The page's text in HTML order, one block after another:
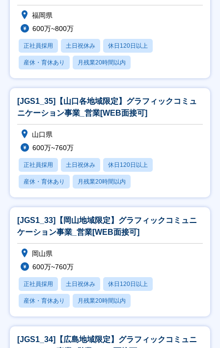
福岡県
600万~800万
正社員採用 土日祝休み 休日120日以上
産休・育休あり 月残業20時間以内
[JGS1_35]【山口各地域限定】グラフィックコミュ
ニケーション事業_営業[WEB面接可]
山口県
600万~760万
正社員採用 土日祝休み 休日120日以上
産休・育休あり 月残業20時間以内
[JGS1_33]【岡山地域限定】グラフィックコミュニ
ケーション事業_営業[WEB面接可]
岡山県
600万~760万
正社員採用 土日祝休み 休日120日以上
産休・育休あり 月残業20時間以内
[JGS1_34]【広島地域限定】グラフィックコミュニ